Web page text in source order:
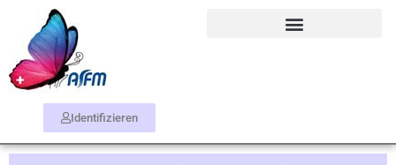
Identifizieren